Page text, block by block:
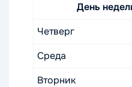
День
Четверг
Среда
Вторник